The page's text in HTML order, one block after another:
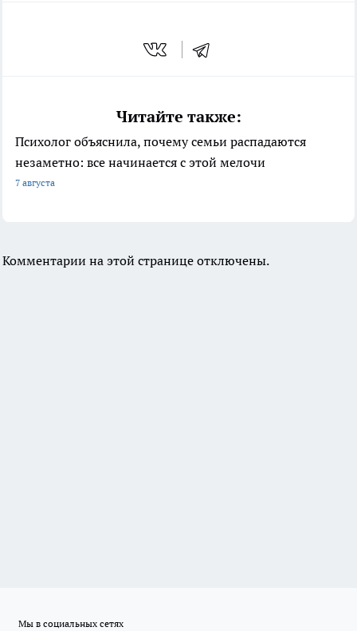
Читайте также:
Психолог объяснила, почему семьи распадаются
незаметно: все начинается с этой мелочи
7 августа
Комментарии на этой странице отключены.
Мы в социальных сетях